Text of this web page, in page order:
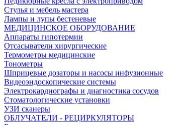
Стулья и мебель мастера
Лампы и лупы бестеневые
МЕДИЦИНСКОЕ ОБОРУДОВАНИЕ
Аппараты гипотермии
Отсасыватели хирургические
Термометры медицинские
Тонометры
Шприцевые дозаторы и насосы инфузионные
Видеоэндоскопические системы
Электрокардиографы и диагностика сосудов
Стоматологические установки
УЗИ сканеры
ОБЛУЧАТЕЛИ - РЕЦИРКУЛЯТОРЫ